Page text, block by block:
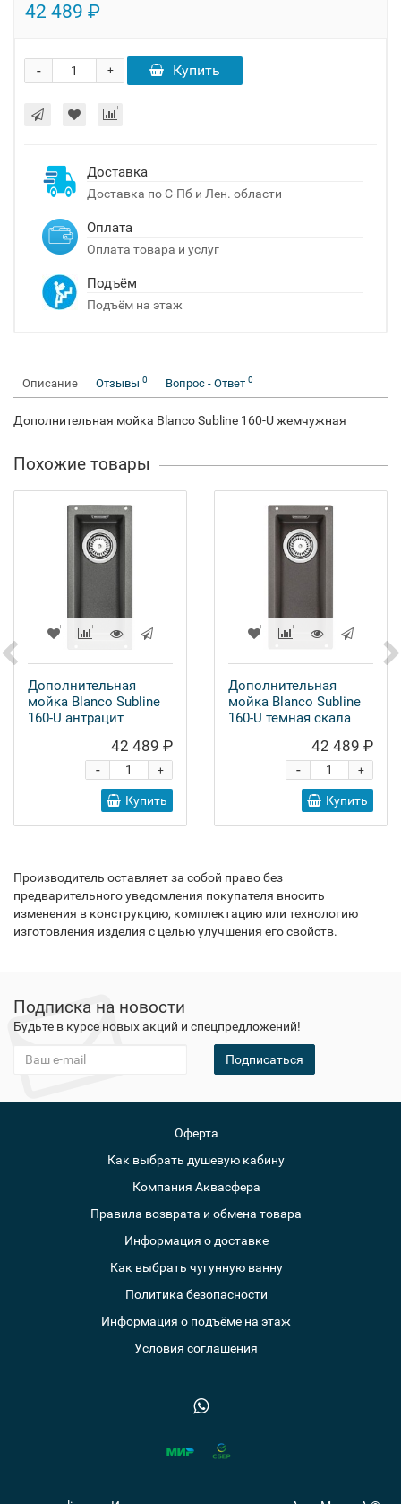
42 489 ₽
+
- Купить
Доставка
Доставка по С-Пб и Лен. области
Оплата
Оплата товара и услуг
Подъём
Подъём на этаж
Описание Отзывы 0 Вопрос - Ответ 0
Дополнительная мойка Blanco Subline 160-U жемчужная
Похожие товары
Дополнительная
мойка Blanco Subline
160-U антрацит
42 489 ₽
+
-
Купить
Дополнительная
мойка Blanco Subline
160-U темная скала
42 489 ₽
+
-
Купить
Производитель оставляет за собой право без
предварительного уведомления покупателя вносить
изменения в конструкцию, комплектацию или технологию
изготовления изделия с целью улучшения его свойств.
Подписка на новости
Будьте в курсе новых акций и спецпредложений!
Подписаться
Оферта
Как выбрать душевую кабину
Компания Аквасфера
Правила возврата и обмена товара
Информация о доставке
Как выбрать чугунную ванну
Политика безопасности
Информация о подъёме на этаж
Условия соглашения